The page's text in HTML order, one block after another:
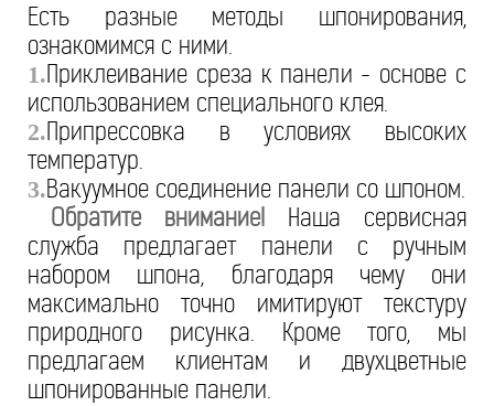
Есть разные методы шпонирования,
ознакомимся с ними.
1.Приклеивание среза к панели - основе с
использованием специального клея.
2.Припрессовка в условиях высоких
температур.
3.Вакуумное соединение панели со шпоном.
Обратите внимание! Наша сервисная
служба предлагает панели с ручным
набором шпона, благодаря чему они
максимально точно имитируют текстуру
природного рисунка. Кроме того, мы
предлагаем клиентам и двухцветные
шпонированные панели.